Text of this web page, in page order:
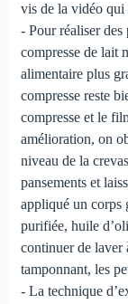
vis de la vidéo qui
- Pour réaliser
compresse de lait
alimentaire plus
compresse reste
compresse et le
amélioration, on
niveau de la
pansements et
appliqué un corps
purifiée, huile
continuer de laver
tamponnant, les
- La technique